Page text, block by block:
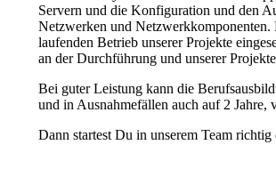
Ser­vern und die Kon­fi­gu­ra­tion und den
Netz­wer­ken und
laufenden Betrieb unserer Projekte
an der Durchführung und unserer
Bei guter Leis­tung kann die
und in Aus­nah­me­fäl­len auch auf 2 Jahre,
Dann startest Du in unserem Team